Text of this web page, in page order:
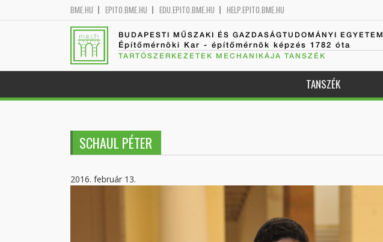
BME.HU EPITO.BME.HU EDU.EPITO.BME.HU HELP.EPITO.BME.HU
BUDAPESTI MŰSZAKI ÉS GAZDASÁGTUDOMÁNYI EGYETEM
Építőmérnöki Kar - építőmérnök képzés 1782 óta
TARTÓSZERKEZETEK MECHANIKÁJA TANSZÉK
TANSZÉK
SCHAUL PÉTER
2016. február 13.